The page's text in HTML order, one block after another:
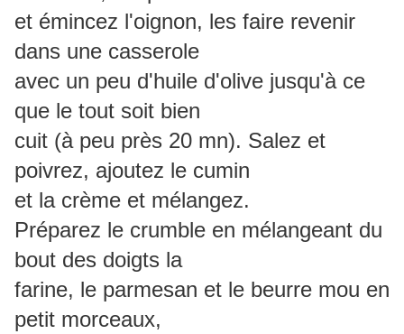
et émincez l'oignon, les faire revenir
dans une casserole
avec un peu d'huile d'olive jusqu'à ce
que le tout soit bien
cuit (à peu près 20 mn). Salez et
poivrez, ajoutez le cumin
et la crème et mélangez.
Préparez le crumble en mélangeant du
bout des doigts la
farine, le parmesan et le beurre mou en
petit morceaux,